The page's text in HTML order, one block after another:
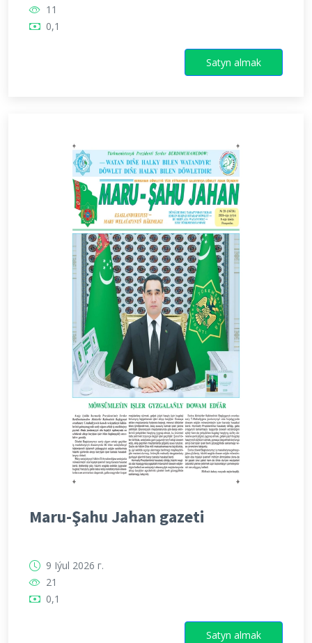
11
0,1
Satyn almak
Maru-Şahu Jahan gazeti
9 Iýul 2026 г.
21
0,1
Satyn almak